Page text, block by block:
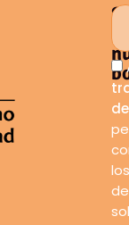
a